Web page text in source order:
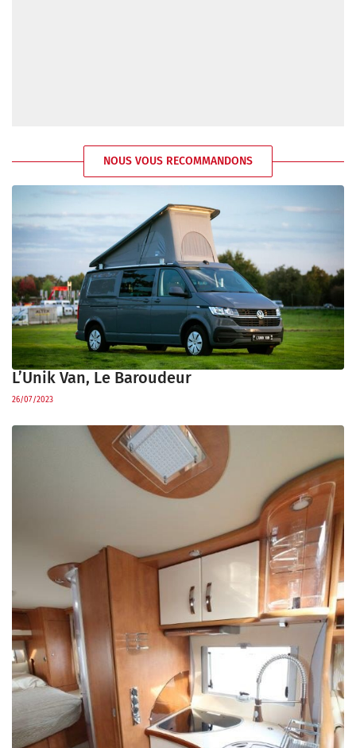
NOUS VOUS RECOMMANDONS
L’Unik Van, Le Baroudeur
26/07/2023